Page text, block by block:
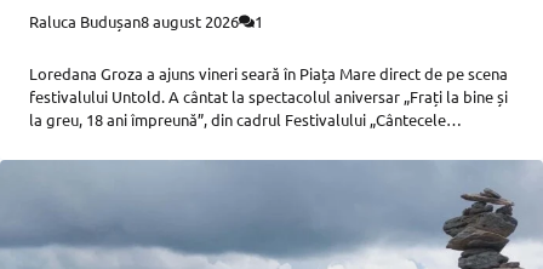
Raluca Budușan8 august 2026 1
Loredana Groza a ajuns vineri seară în Piața Mare direct de pe scena
festivalului Untold. A cântat la spectacolul aniversar „Frați la bine și
la greu, 18 ani împreună”, din cadrul Festivalului „Cântecele